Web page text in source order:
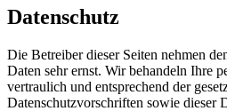
Datenschutz
Die Betreiber dieser Seiten nehmen
Daten sehr ernst. Wir behandeln Ihre
vertraulich und entsprechend der
Datenschutzvorschriften sowie dieser